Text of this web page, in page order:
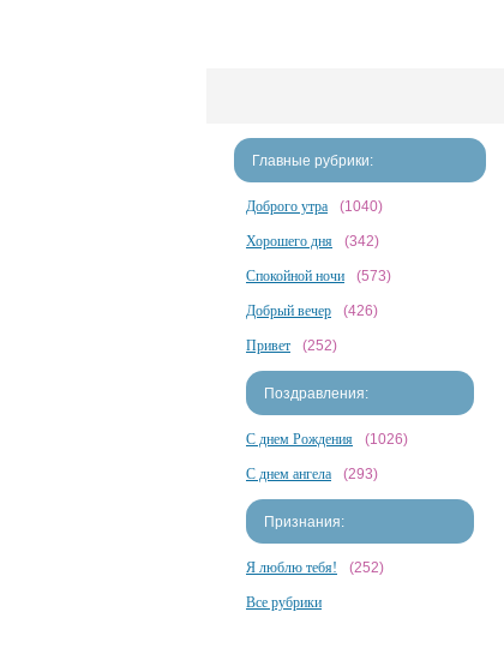
Главные рубрики:
Доброго утра (1040)
Хорошего дня (342)
Спокойной ночи (573)
Добрый вечер (426)
Привет (252)
Поздравления:
С днем Рождения (1026)
С днем ангела (293)
Признания:
Я люблю тебя! (252)
Все рубрики